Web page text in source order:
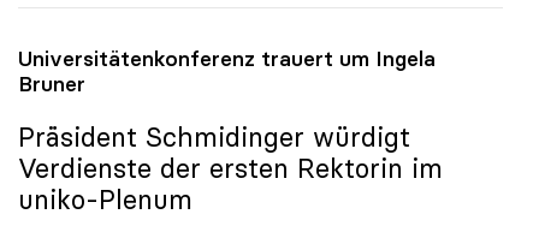
Universitätenkonferenz trauert um Ingela
Bruner
Präsident Schmidinger würdigt
Verdienste der ersten Rektorin im
uniko-Plenum